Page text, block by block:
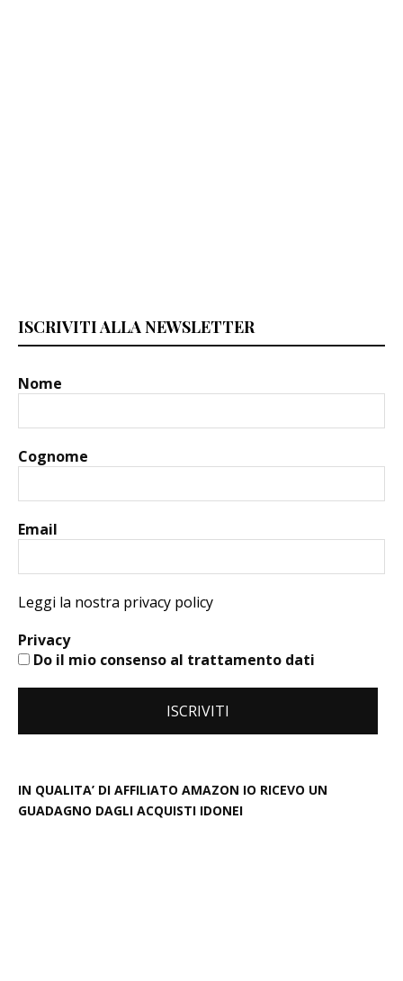
ISCRIVITI ALLA NEWSLETTER
Nome
Cognome
Email
Leggi la nostra privacy policy
Privacy
Do il mio consenso al trattamento dati
IN QUALITA’ DI AFFILIATO AMAZON IO RICEVO UN
GUADAGNO DAGLI ACQUISTI IDONEI